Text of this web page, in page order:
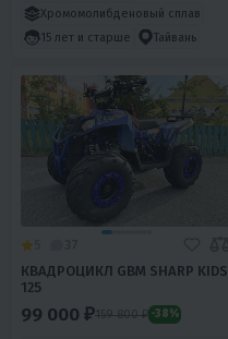
Хромомолибденовый сплав
15 лет и старше
Тайвань
КВАДРОЦИКЛ GBM SHARP KIDS
125
99 000 ₽159 800 ₽ -38%